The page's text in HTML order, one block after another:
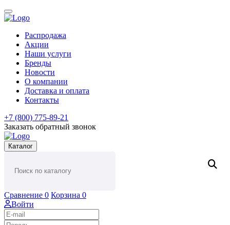
Распродажа
Акции
Наши услуги
Бренды
Новости
О компании
Доставка и оплата
Контакты
+7 (800) 775-89-21
Заказать обратный звонок
Каталог
Сравнение 0 Корзина 0
Войти